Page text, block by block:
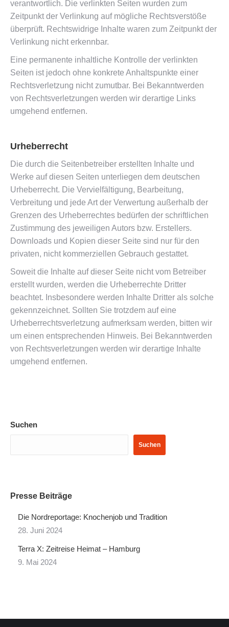
verantwortlich. Die verlinkten Seiten wurden zum
Zeitpunkt der Verlinkung auf mögliche Rechtsverstöße
überprüft. Rechtswidrige Inhalte waren zum Zeitpunkt der
Verlinkung nicht erkennbar.
Eine permanente inhaltliche Kontrolle der verlinkten
Seiten ist jedoch ohne konkrete Anhaltspunkte einer
Rechtsverletzung nicht zumutbar. Bei Bekanntwerden
von Rechtsverletzungen werden wir derartige Links
umgehend entfernen.
Urheberrecht
Die durch die Seitenbetreiber erstellten Inhalte und
Werke auf diesen Seiten unterliegen dem deutschen
Urheberrecht. Die Vervielfältigung, Bearbeitung,
Verbreitung und jede Art der Verwertung außerhalb der
Grenzen des Urheberrechtes bedürfen der schriftlichen
Zustimmung des jeweiligen Autors bzw. Erstellers.
Downloads und Kopien dieser Seite sind nur für den
privaten, nicht kommerziellen Gebrauch gestattet.
Soweit die Inhalte auf dieser Seite nicht vom Betreiber
erstellt wurden, werden die Urheberrechte Dritter
beachtet. Insbesondere werden Inhalte Dritter als solche
gekennzeichnet. Sollten Sie trotzdem auf eine
Urheberrechtsverletzung aufmerksam werden, bitten wir
um einen entsprechenden Hinweis. Bei Bekanntwerden
von Rechtsverletzungen werden wir derartige Inhalte
umgehend entfernen.
Suchen
Suchen
Presse Beiträge
Die Nordreportage: Knochenjob und Tradition
28. Juni 2024
Terra X: Zeitreise Heimat – Hamburg
9. Mai 2024